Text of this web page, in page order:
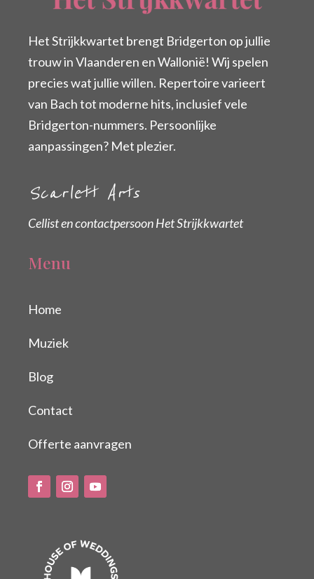
Het Strijkkwartet brengt Bridgerton op jullie
trouw in Vlaanderen en Wallonië! Wij spelen
precies wat jullie willen. Repertoire varieert
van Bach tot moderne hits, inclusief vele
Bridgerton-nummers. Persoonlijke
aanpassingen? Met plezier.
Scarlett Arts
Cellist en contactpersoon Het Strijkkwartet
Menu
Home
Muziek
Blog
Contact
Offerte aanvragen